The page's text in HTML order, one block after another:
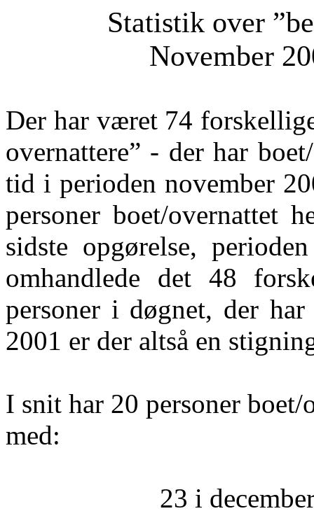
Statistik over
November
Der har været 74
overnattere” - der har
tid i perioden november
personer boet/overnattet
sidste opgørelse,
omhandlede det 48
personer i døgnet, der
2001 er der altså en
I snit har 20 personer
med:
23 i